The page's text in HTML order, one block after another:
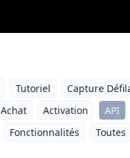
Tutoriel Capture
Achat Activation API
Fonctionnalités Toutes